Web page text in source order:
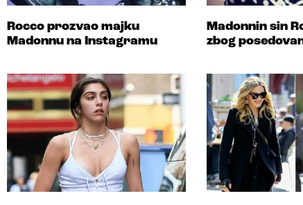
Rocco prozvao majku
Madonnu na Instagramu
Madonnin sin
zbog